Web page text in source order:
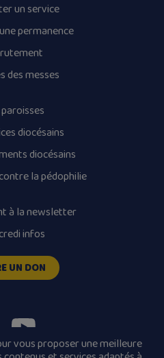
un service
permanence
des messes
diocésains
diocésains
la pédophilie
à la newsletter
infos
UN DON
vous proposer une meilleure